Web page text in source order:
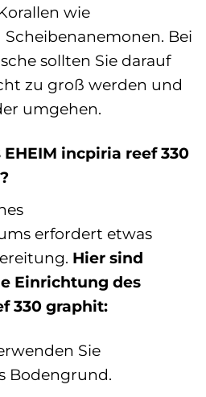
wie
Bei
sollten Sie darauf
zu groß werden und
umgehen.
incpiria reef 330
erfordert etwas
Hier sind
Einrichtung des
330 graphit:
Sie
Bodengrund.